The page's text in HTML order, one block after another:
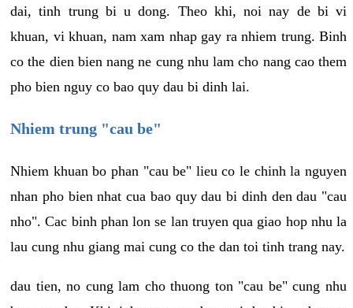
dai, tinh trung bi u dong. Theo khi, noi nay de bi vi
khuan, vi khuan, nam xam nhap gay ra nhiem trung. Binh
co the dien bien nang ne cung nhu lam cho nang cao them
pho bien nguy co bao quy dau bi dinh lai.
Nhiem trung "cau be"
Nhiem khuan bo phan "cau be" lieu co le chinh la nguyen
nhan pho bien nhat cua bao quy dau bi dinh den dau "cau
nho". Cac binh phan lon se lan truyen qua giao hop nhu la
lau cung nhu giang mai cung co the dan toi tinh trang nay.
dau tien, no cung lam cho thuong ton "cau be" cung nhu